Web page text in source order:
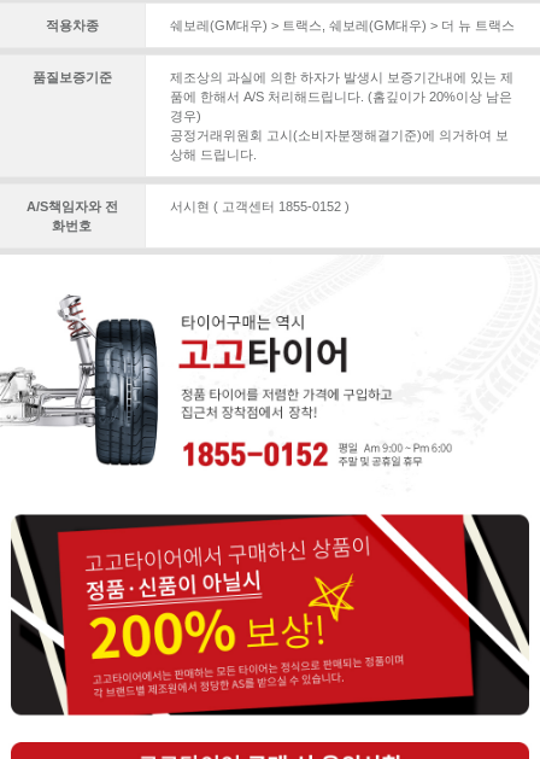
적용차종 쉐보레(GM대우) > 트랙스 쉐보레(GM대우) > 더 뉴 트랙스
품질보증기준
제조상의 과실에 의한 하자가 발생시 보증기간내에 있는 제
품에 한해서 A/S 처리해드립니다. (홈깊이가 20%이상 남은
경우)
공정거래위원회 고시(소비자분쟁해결기준)에 의거하여 보
상해 드립니다.
A/S책임자와 전
화번호
서시현 ( 고객센터 1855-0152 )